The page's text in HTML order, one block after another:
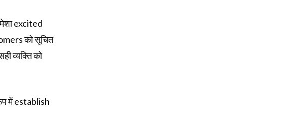
excited
को सूचित
व्यक्ति को
में establish